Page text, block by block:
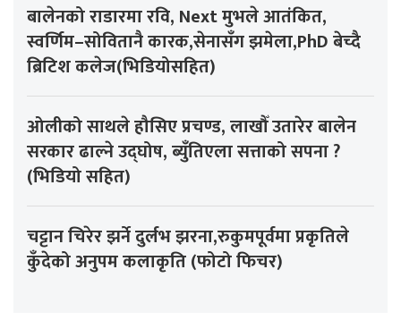
बालेनको राडारमा रवि, Next मुभले आतंकित,
स्वर्णिम–सोवितानै कारक,सेनासँग झमेला,PhD बेच्दै
ब्रिटिश कलेज(भिडियोसहित)
ओलीको साथले हौसिए प्रचण्ड, लाखौँ उतारेर बालेन
सरकार ढाल्ने उद्घोष, ब्युँतिएला सत्ताको सपना ?
(भिडियो सहित)
चट्टान चिरेर झर्ने दुर्लभ झरना,रुकुमपूर्वमा प्रकृतिले
कुँदेको अनुपम कलाकृति (फोटो फिचर)